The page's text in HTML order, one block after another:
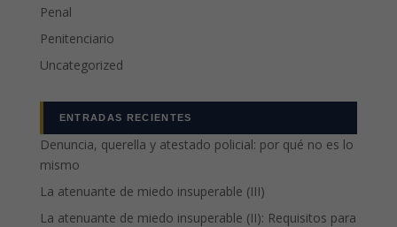
Penal
Penitenciario
Uncategorized
ENTRADAS RECIENTES
Denuncia, querella y atestado policial: por qué no es lo
mismo
La atenuante de miedo insuperable (III)
La atenuante de miedo insuperable (II): Requisitos para